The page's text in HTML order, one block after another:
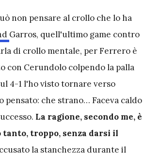
non pensare al crollo che lo ha
Garros, quell'ultimo game contro
di crollo mentale, per Ferrero è
con Cerundolo colpendo la palla
4-1 l'ho visto tornare verso
pensato: che strano… Faceva caldo
La ragione, secondo me, è
troppo, senza darsi il
la stanchezza durante il